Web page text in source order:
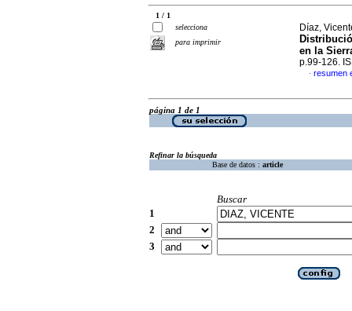
1 / 1
selecciona
para imprimir
Díaz,
en la
p.99-126.
· resumen
página 1 de 1
Refinar la búsqueda
Base de datos : article
Buscar
1
2
3